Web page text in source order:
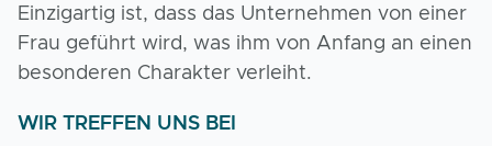
Einzigartig ist, dass das Unternehmen von einer
Frau geführt wird, was ihm von Anfang an einen
besonderen Charakter verleiht.
WIR TREFFEN UNS BEI